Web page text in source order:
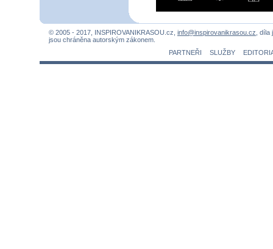
© 2005 - 2017, INSPIROVANIKRASOU.cz, info@inspirovanikrasou.cz, díla
jsou chráněna autorským zákonem.
PARTNEŘI
SLUŽBY